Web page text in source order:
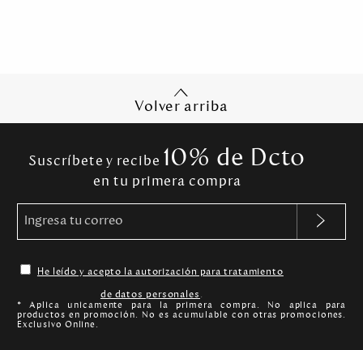
Volver arriba
Suscríbete y recibe 10% de Dcto
en tu primera compra
He leído y acepto la autorización para tratamiento
de datos personales.
* Aplica unicamente para la primera compra. No aplica para
productos en promoción. No es acumulable con otras promociones.
Exclusivo Online.